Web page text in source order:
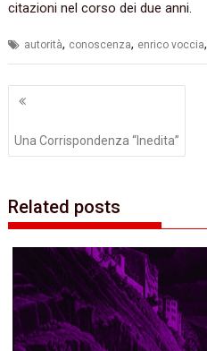
‬citazioni nel corso dei due anni.
autorità, conoscenza, enrico voccia,
Navigazione
Una Corrispondenza‭ “‬Inedita‭”
Related posts